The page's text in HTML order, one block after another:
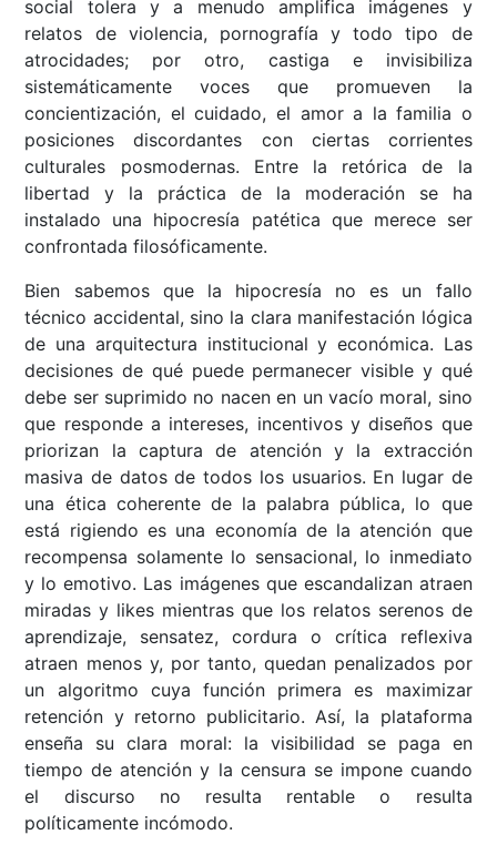
social tolera y a menudo amplifica imágenes y
relatos de violencia, pornografía y todo tipo de
atrocidades; por otro, castiga e invisibiliza
sistemáticamente voces que promueven la
concientización, el cuidado, el amor a la familia o
posiciones discordantes con ciertas corrientes
culturales posmodernas. Entre la retórica de la
libertad y la práctica de la moderación se ha
instalado una hipocresía patética que merece ser
confrontada filosóficamente.
Bien sabemos que la hipocresía no es un fallo
técnico accidental, sino la clara manifestación lógica
de una arquitectura institucional y económica. Las
decisiones de qué puede permanecer visible y qué
debe ser suprimido no nacen en un vacío moral, sino
que responde a intereses, incentivos y diseños que
priorizan la captura de atención y la extracción
masiva de datos de todos los usuarios. En lugar de
una ética coherente de la palabra pública, lo que
está rigiendo es una economía de la atención que
recompensa solamente lo sensacional, lo inmediato
y lo emotivo. Las imágenes que escandalizan atraen
miradas y likes mientras que los relatos serenos de
aprendizaje, sensatez, cordura o crítica reflexiva
atraen menos y, por tanto, quedan penalizados por
un algoritmo cuya función primera es maximizar
retención y retorno publicitario. Así, la plataforma
enseña su clara moral: la visibilidad se paga en
tiempo de atención y la censura se impone cuando
el discurso no resulta rentable o resulta
políticamente incómodo.